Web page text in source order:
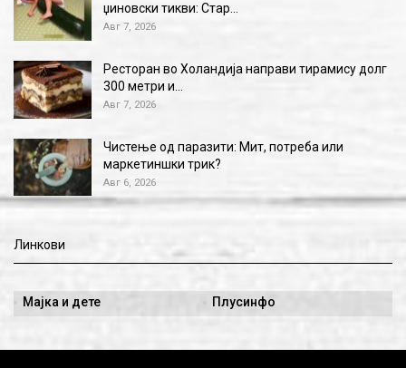
џиновски тикви: Стар…
Авг 7, 2026
Ресторан во Холандија направи тирамису долг
300 метри и…
Авг 7, 2026
Чистење од паразити: Мит, потреба или
маркетиншки трик?
Авг 6, 2026
Линкови
Мајка и дете Плусинфо